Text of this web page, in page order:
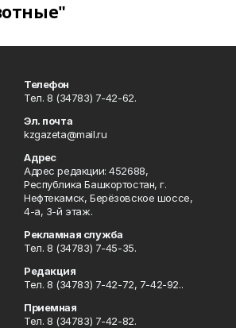
Телефон
Тел. 8 (34783) 7-42-62.
Эл. почта
kzgazeta@mail.ru
Адрес
Адрес редакции: 452688,
Республика Башкортостан, г.
Нефтекамск, Берёзовское шоссе,
4-а, 3-й этаж.
Рекламная служба
Тел. 8 (34783) 7-45-35.
Редакция
Тел. 8 (34783) 7-42-72, 7-42-92..
Приемная
Тел. 8 (34783) 7-42-82.